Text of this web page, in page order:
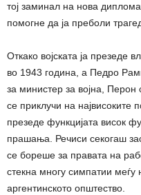
тој заминал на нова
помогне да ја преболи
Откако војската ја презеде
во 1943 година, а Педро
за министер за војна,
се приклучи на највисоките
презеде функцијата висок
прашања. Речиси секогаш
се бореше за правата на
стекна многу симпатии меѓу
аргентинското општество.